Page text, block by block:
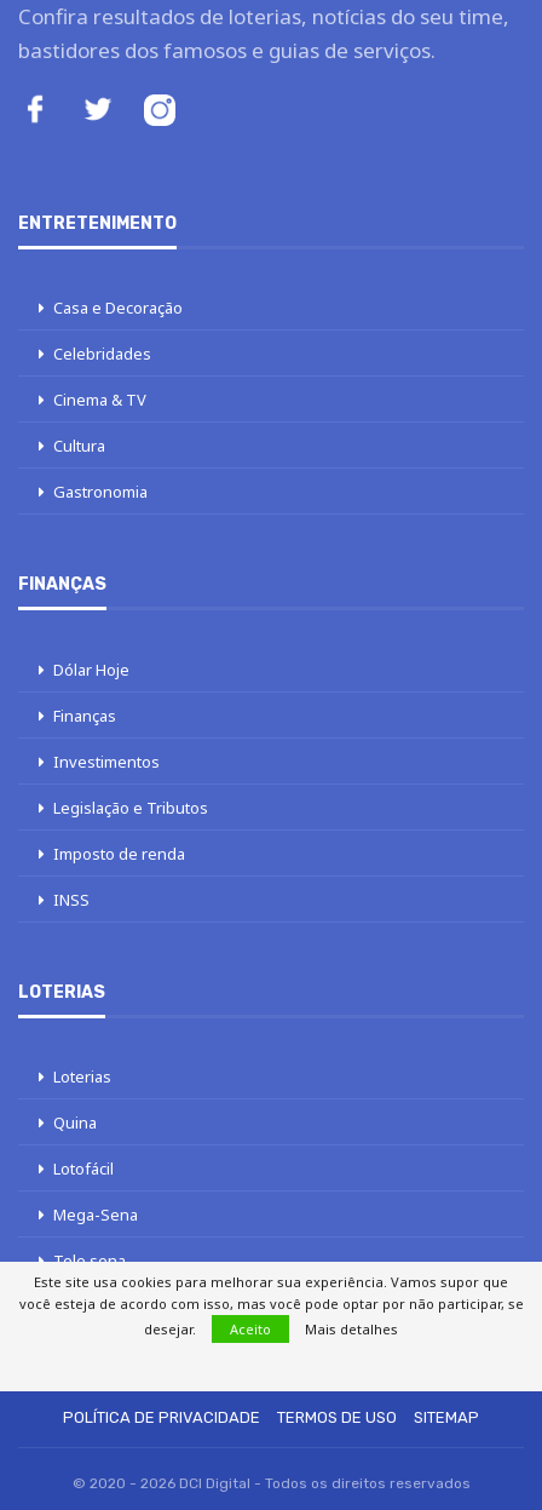
Confira resultados de loterias, notícias do seu time,
bastidores dos famosos e guias de serviços.
ENTRETENIMENTO
Casa e Decoração
Celebridades
Cinema & TV
Cultura
Gastronomia
FINANÇAS
Dólar Hoje
Finanças
Investimentos
Legislação e Tributos
Imposto de renda
INSS
LOTERIAS
Loterias
Quina
Lotofácil
Mega-Sena
Tele sena
POLÍTICA DE PRIVACIDADE
TERMOS DE USO SITEMAP
© 2020 - 2026 DCI Digital - Todos os direitos reservados
Este site usa cookies para melhorar sua experiência. Vamos supor que
você esteja de acordo com isso, mas você pode optar por não participar, se
desejar.
Aceito Mais detalhes